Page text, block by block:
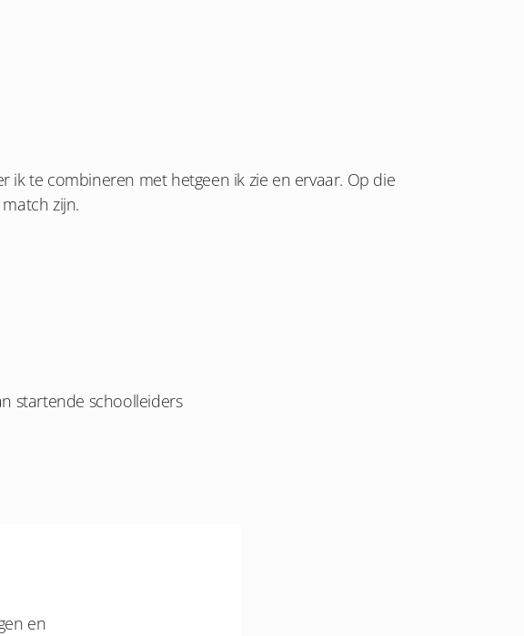
ik te combineren met hetgeen ik zie en ervaar. Op die
zijn.
startende schoolleiders
en